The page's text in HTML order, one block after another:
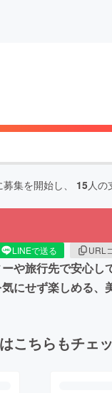
募集を開始し、 15人の
LINEで送る URL
や旅行先で安心
にせず楽しめる、
こちらもチェ